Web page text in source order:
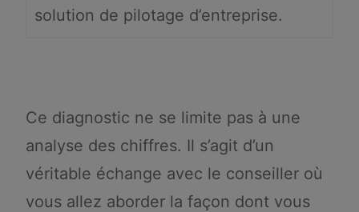
solution de pilotage d’entreprise.
Ce diagnostic ne se limite pas à une
analyse des chiffres. Il s’agit d’un
véritable échange avec le conseiller où
vous allez aborder la façon dont vous